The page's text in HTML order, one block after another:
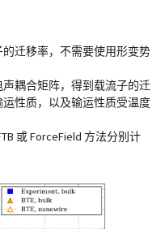
迁移率，不需要使用形变势
耦合矩阵，得到载流子的迁
性质，以及输运性质受温度
或 ForceField 方法分别计